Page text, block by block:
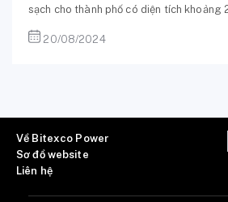
sạch cho thành phố có diện tích khoảng
20/08/2024
Về Bitexco Power
Sơ đồ website
Liên hệ